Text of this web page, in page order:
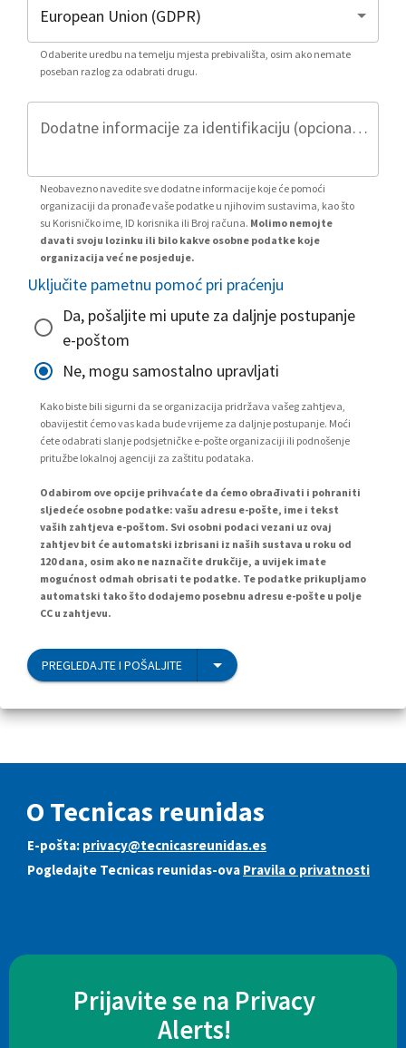
Odaberite uredbu na temelju mjesta prebivališta, osim ako nemate
poseban razlog za odabrati drugu.
Dodatne informacije za identifikaciju (opcionalno)
Neobavezno navedite sve dodatne informacije koje će pomoći
organizaciji da pronađe vaše podatke u njihovim sustavima, kao što
su Korisničko ime, ID korisnika ili Broj računa. Molimo nemojte
davati svoju lozinku ili bilo kakve osobne podatke koje
organizacija već ne posjeduje.
Uključite pametnu pomoć pri praćenju
Da, pošaljite mi upute za daljnje postupanje
e-poštom
Ne, mogu samostalno upravljati
Kako biste bili sigurni da se organizacija pridržava vašeg zahtjeva,
obavijestit ćemo vas kada bude vrijeme za daljnje postupanje. Moći
ćete odabrati slanje podsjetničke e-pošte organizaciji ili podnošenje
pritužbe lokalnoj agenciji za zaštitu podataka.
Odabirom ove opcije prihvaćate da ćemo obrađivati i pohraniti
sljedeće osobne podatke: vašu adresu e-pošte, ime i tekst
vaših zahtjeva e-poštom. Svi osobni podaci vezani uz ovaj
zahtjev bit će automatski izbrisani iz naših sustava u roku od
120 dana, osim ako ne naznačite drukčije, a uvijek imate
mogućnost odmah obrisati te podatke. Te podatke prikupljamo
automatski tako što dodajemo posebnu adresu e-pošte u polje
CC u zahtjevu.
PREGLEDAJTE I POŠALJITE
O Tecnicas reunidas
E-pošta: privacy@tecnicasreunidas.es
Pogledajte Tecnicas reunidas-ova Pravila o privatnosti
Prijavite se na Privacy
Alerts!